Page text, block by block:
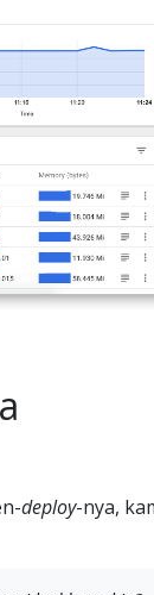
deploy-nya,